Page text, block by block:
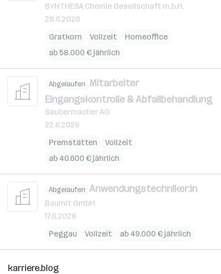
SYNTHESA Chemie Gesellschaft m.b.H.
28.6.2026
Gratkorn
Vollzeit
Homeoffice
ab 58.000 € jährlich
Abgelaufen Mitarbeiter
Eingangskontrolle & Abfallbehandlung
Saubermacher AG
22.6.2026
Premstätten
Vollzeit
ab 40.600 € jährlich
Abgelaufen Anwendungstechniker:in
Baumit GmbH
17.6.2026
Peggau
Vollzeit ab 49.000 € jährlich
karriere.blog